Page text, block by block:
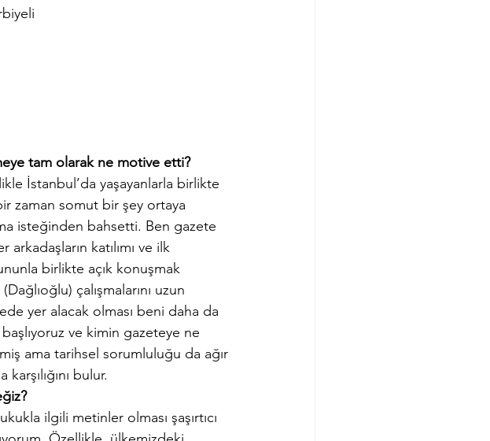
tam olarak ne motive etti?
İstanbul’da yaşayanlarla birlikte
zaman somut bir şey ortaya
isteğinden bahsetti. Ben gazete
katılımı ve ilk
birlikte açık konuşmak
çalışmalarını uzun
yer alacak olması beni daha da
ve kimin gazeteye ne
ama tarihsel sorumluluğu da ağır
bulur.
ilgili metinler olması şaşırtıcı